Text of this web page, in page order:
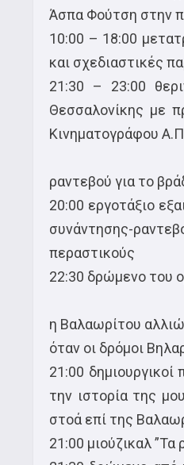
Άσπα Φούτση στην
10:00 – 18:00
και σχεδιαστικές
21:30 – 23:00
Θεσσαλονίκης με
Κινηματογράφου
ραντεβού για το
20:00 εργοτάξιο
συνάντησης-
περαστικούς
22:30 δρώμενο του
η Βαλαωρίτου
όταν οι δρόμοι
21:00
την ιστορία της
στοά επί της
21:00 μιούζικαλ